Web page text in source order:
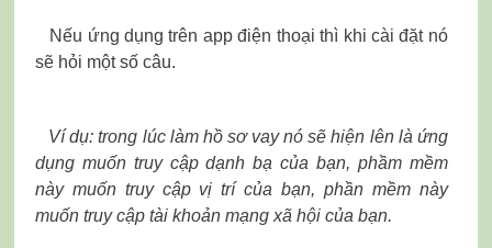
Nếu ứng dụng trên app điện thoại thì khi cài đặt nó
sẽ hỏi một số câu.
Ví dụ: trong lúc làm hồ sơ vay nó sẽ hiện lên là ứng
dụng muốn truy cập dạnh bạ của bạn, phầm mềm
này muốn truy cập vị trí của bạn, phần mềm này
muốn truy cập tài khoản mạng xã hội của bạn.